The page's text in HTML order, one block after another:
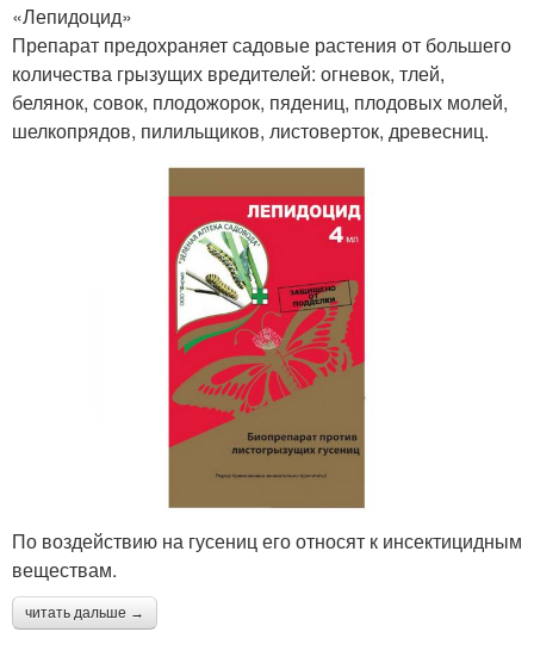
«Лепидоцид»
Препарат предохраняет садовые растения от большего
количества грызущих вредителей: огневок, тлей,
белянок, совок, плодожорок, пядениц, плодовых молей,
шелкопрядов, пилильщиков, листоверток, древесниц.
По воздействию на гусениц его относят к инсектицидным
веществам.
читать дальше →